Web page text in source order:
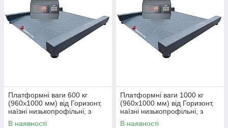
Платформні ваги 600 кг
(960х1000 мм) від Горизонт,
наїзні низькопрофільні, з
вбудованими пандусами
В наявності
Платформні ваги 1000 кг
(960х1000 мм) від Горизонт,
наїзні низькопрофільні, з
вбудованими пандусами
В наявності